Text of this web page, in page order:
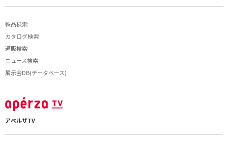
製品検索
カタログ検索
通販検索
ニュース検索
展示会DB(データベース)
アペルザTV